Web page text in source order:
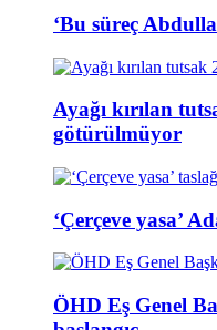
‘Bu süreç
Ayağı kırılan
götürülmüyor
‘Çerçeve yasa’
ÖHD Eş Genel